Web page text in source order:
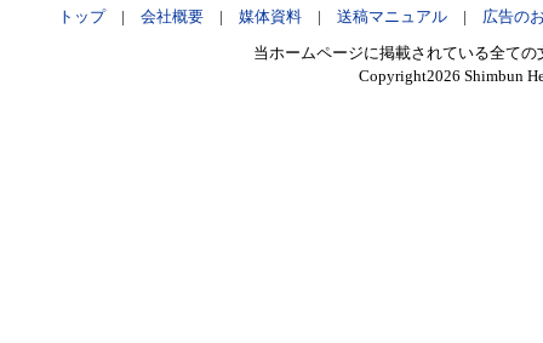
トップ| 会社概要| 媒体資料| 送稿マニュアル| 広告の
当ホームページに掲載されている全て
Copyright2026 Shimbun